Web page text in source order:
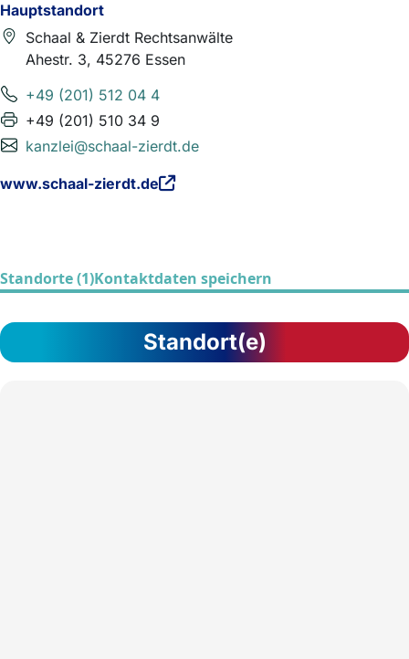
Hauptstandort
Schaal & Zierdt Rechtsanwälte
Ahestr. 3, 45276 Essen
+49 (201) 512 04 4
+49 (201) 510 34 9
kanzlei@schaal-zierdt.de
www.schaal-zierdt.de
Standorte (1)Kontaktdaten speichern
Standort(e)